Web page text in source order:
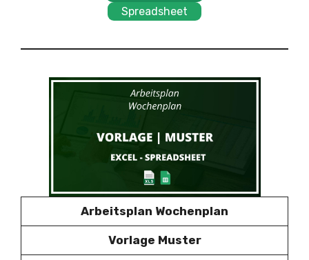
Spreadsheet
Arbeitsplan Wochenplan
Vorlage Muster